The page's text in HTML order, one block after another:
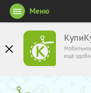
ещё
Меню